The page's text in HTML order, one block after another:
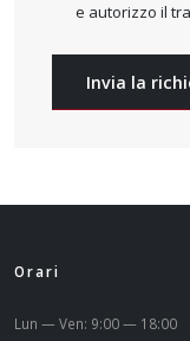
e autorizzo il
Invia la
Orari
Lun — Ven: 9:00 — 18:00